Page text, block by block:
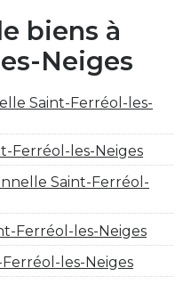
biens à
Neiges
Saint-Ferréol-les-
Ferréol-les-Neiges
Saint-Ferréol-
Ferréol-les-Neiges
les-Neiges